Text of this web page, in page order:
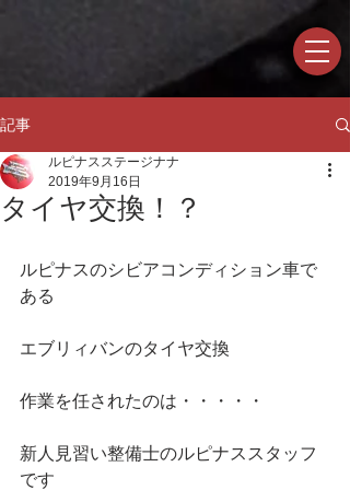
記事
タイヤ交換！？
ルピナスステージナナ
2019年9月16日
ルピナスのシビアコンディション車で
ある
エブリィバンのタイヤ交換
作業を任されたのは・・・・・
新人見習い整備士のルピナススタッフ
です